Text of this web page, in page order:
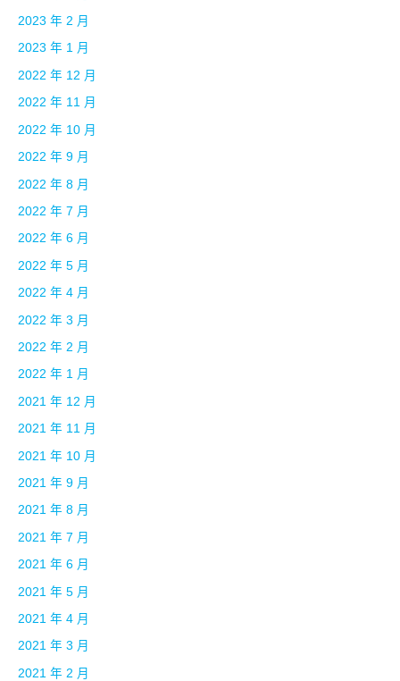
2023 年 2 月
2023 年 1 月
2022 年 12 月
2022 年 11 月
2022 年 10 月
2022 年 9 月
2022 年 8 月
2022 年 7 月
2022 年 6 月
2022 年 5 月
2022 年 4 月
2022 年 3 月
2022 年 2 月
2022 年 1 月
2021 年 12 月
2021 年 11 月
2021 年 10 月
2021 年 9 月
2021 年 8 月
2021 年 7 月
2021 年 6 月
2021 年 5 月
2021 年 4 月
2021 年 3 月
2021 年 2 月